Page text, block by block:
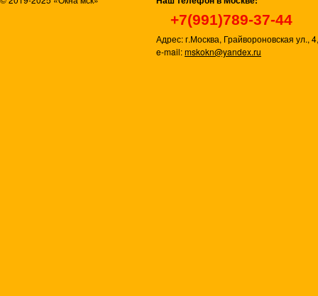
+7(991)789-37-44
Адрес: г.Москва, Грайвороновская ул.,
e-mail:mskokn@yandex.ru